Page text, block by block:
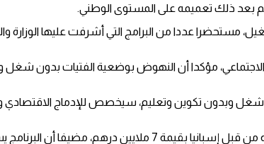
مستحضرا عددا من البرامج التي أشرفت عليها الوزارة
شغل وبدون تكوين وتعليم، سيخصص للإدماج